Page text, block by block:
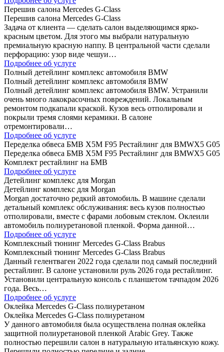
Перешив салона Mercedes G-Class
Перешив салона Mercedes G-Class
Задача от клиента — сделать салон выделяющимся ярко-
красным цветом. Для этого мы выбрали натуральную
премиальную красную наппу. В центральной части сделали
перфорацию: узор виде чешуи…
Подробнее об услуге
Полный детейлинг комплекс автомобиля BMW
Полный детейлинг комплекс автомобиля BMW
Полный детейлинг комплекс автомобиля BMW. Устранили
очень много лакокрасочных повреждений. Локальным
ремонтом подкапали краской. Кузов весь отполировали и
покрыли тремя слоями керамики. В салоне
отремонтировали…
Подробнее об услуге
Переделка обвеса БМВ Х5М F95 Рестайлинг для BMWX5 G05
Переделка обвеса БМВ Х5М F95 Рестайлинг для BMWX5 G05
Комплект рестайлинг на БМВ
Подробнее об услуге
Детейлинг комплекс для Morgan
Детейлинг комплекс для Morgan
Morgan достаточно редкий автомобиль. В машине сделали
детальный комплекс обслуживания: весь кузов полностью
отполировали, вместе с фарами лобовым стеклом. Оклеили
автомобиль полиуретановой пленкой. Форма данной…
Подробнее об услуге
Комплексный тюнинг Mercedes G-Class Brabus
Комплексный тюнинг Mercedes G-Class Brabus
Данный гелентваген 2022 года сделали под самый последний
рестайлинг. В салоне установили руль 2026 года рестайлинг.
Установили центральную консоль с планшетом тачпадом 2026
года. Весь…
Подробнее об услуге
Оклейка Mercedes G-Class полиуретаном
Оклейка Mercedes G-Class полиуретаном
У данного автомобиля была осуществлена полная оклейка
защитной полиуретановой пленкой Arabic Grey. Также
полностью перешили салон в натуральную итальянскую кожу.